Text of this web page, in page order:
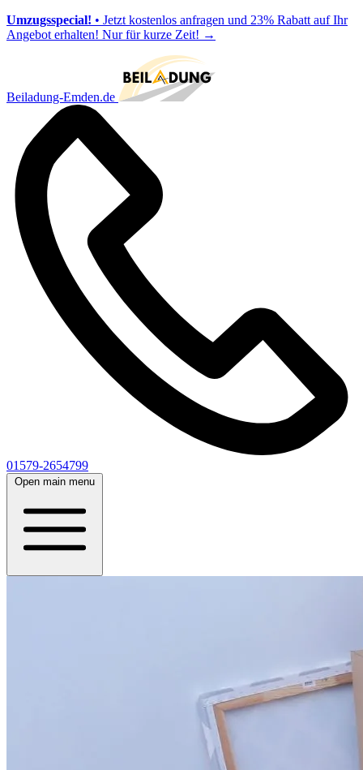
Umzugsspecial! • Jetzt kostenlos anfragen und 23% Rabatt auf Ihr
Angebot erhalten! Nur für kurze Zeit! →
Beiladung-Emden.de
01579-2654799
Open main menu